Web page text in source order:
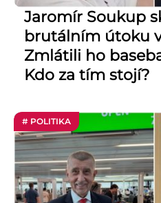
Jaromír Soukup
brutálním útoku
Zmlátili ho
Kdo za tím stojí?
# POLITIKA